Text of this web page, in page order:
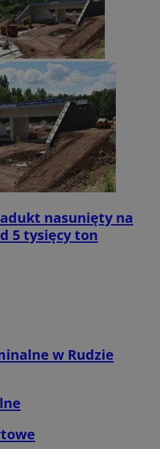
nasunięty na
5 tysięcy ton
w Rudzie